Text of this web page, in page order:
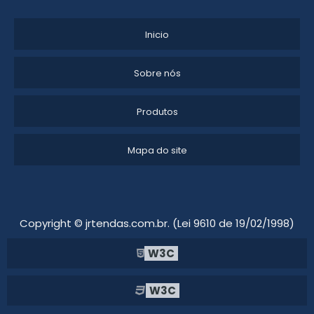
LOCAÇÃO DE TENDA CHAPÉU DE BRUXA
ALUGUEL TENDAS PARA EVENTOS SP
LOCAÇÃO DE TENDAS E PALCOS
Inicio
Sobre nós
Produtos
Mapa do site
Copyright © jrtendas.com.br. (Lei 9610 de 19/02/1998)
W3C
W3C